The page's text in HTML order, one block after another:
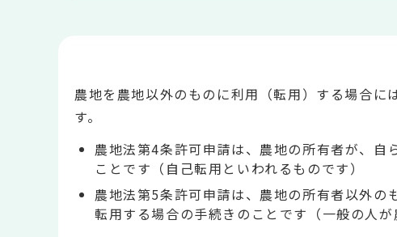
農地を農地以外のものに利用（転用）する場合
す。
農地法第4条許可申請は、農地の所有者が、
ことです（自己転用といわれるものです）
農地法第5条許可申請は、農地の所有者以外
転用する場合の手続きのことです（一般の人